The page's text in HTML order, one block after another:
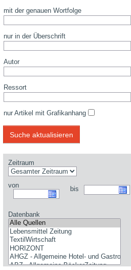
mit der genauen Wortfolge
nur in der Überschrift
Autor
Ressort
nur Artikel mit Grafikanhang
Zeitraum
von bis
Datenbank